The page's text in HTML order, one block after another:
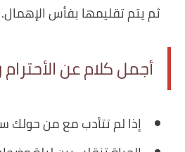
ثم يتم تقليمها بفأس الإهمال.
أجمل كلام عن الأحترام
إذا لم تتأدب مع من